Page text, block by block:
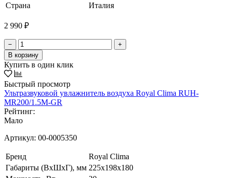
Страна
Италия
2 990 ₽
−
+
В корзину
Купить в один клик
Быстрый просмотр
Ультразвуковой увлажнитель воздуха Royal Clima RUH-
MR200/1.5M-GR
Рейтинг:
Мало
Артикул: 00-0005350
Бренд
Royal Clima
Габариты (ВхШхГ), мм 225x198x180